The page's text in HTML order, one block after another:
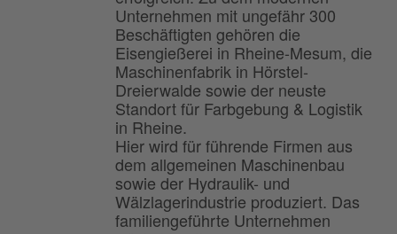
Unternehmen mit ungefähr 300
Beschäftigten gehören die
Eisengießerei in Rheine-Mesum, die
Maschinenfabrik in Hörstel-
Dreierwalde sowie der neuste
Standort für Farbgebung & Logistik
in Rheine.
Hier wird für führende Firmen aus
dem allgemeinen Maschinenbau
sowie der Hydraulik- und
Wälzlagerindustrie produziert. Das
familiengeführte Unternehmen